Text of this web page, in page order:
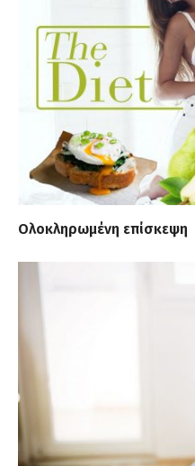
Ολοκληρωμένη επίσκεψη